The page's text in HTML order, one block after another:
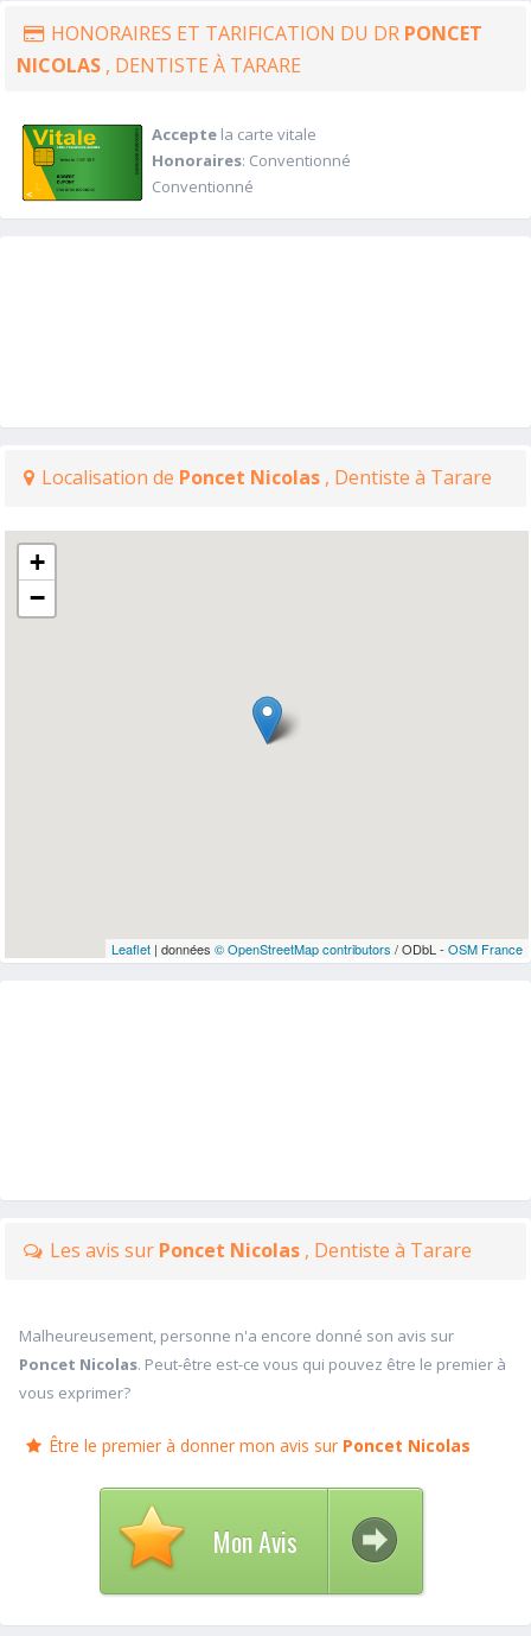
HONORAIRES ET TARIFICATION DU DR PONCET
NICOLAS , DENTISTE À TARARE
Acceptela carte vitale
Honoraires: Conventionné
Conventionné
Localisation de Poncet Nicolas , Dentiste à Tarare
+
−
Leaflet| données © OpenStreetMap contributors / ODbL - OSM France
Les avis sur Poncet Nicolas , Dentiste à Tarare
Malheureusement, personne n'a encore donné son avis sur
Poncet Nicolas. Peut-être est-ce vous qui pouvez être le premier à
vous exprimer?
Être le premier à donner mon avis sur Poncet Nicolas
Mon Avis